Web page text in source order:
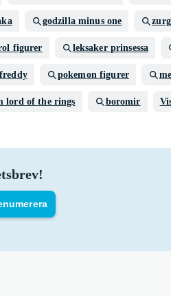
godzilla minus one
figurer leksaker prinsessa
pokemon figurer
lord of the rings boromir